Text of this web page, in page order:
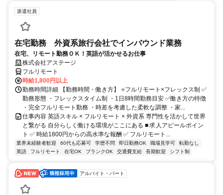
派遣社員
在宅勤務 外資系旅行会社でインバウンド業務
在宅、リモート勤務ＯＫ！英語が活かせるお仕事
株式会社アステージ
フルリモート
時給1,800円以上
勤務時間詳細 【勤務時間・働き方】 ⭐フルリモート×フレックス制 ✅
勤務形態 ・フレックスタイム制 ・1日8時間勤務目安 ✅働き方の特徴
・完全フルリモート勤務 ・時差を考慮した柔軟な調整 ・家...
仕事内容 英語スキル × フルリモート × 外資系 専門性を活かして世界
と繋がる 自分らしく働ける環境がここにある ■ 求人アピールポイン
ト ✅ 時給1800円からの高水準な報酬 ✅ フルリモート...
業界未経験者歓迎 60代も応募可 学歴不問 即日勤務OK 職場見学可
転勤なし
英語
フルリモート 在宅OK ブランクOK 交通費支給 長期歓迎 シフト制
アルバイト・パート